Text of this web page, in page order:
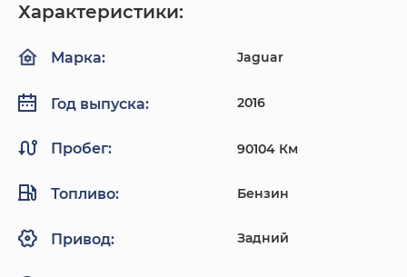
Характеристики:
Марка: Jaguar
Год выпуска: 2016
Пробег: 90104 Км
Топливо: Бензин
Привод: Задний